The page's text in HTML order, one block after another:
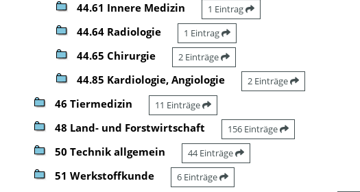
44.61 Innere Medizin 1 Eintrag
44.64 Radiologie 1 Eintrag
44.65 Chirurgie 2 Einträge
44.85 Kardiologie, Angiologie 2 Einträge
46 Tiermedizin 11 Einträge
48 Land- und Forstwirtschaft 156 Einträge
50 Technik allgemein 44 Einträge
51 Werkstoffkunde 6 Einträge